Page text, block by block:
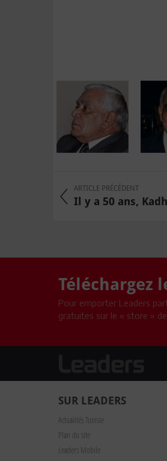
ARTICLE PRÉCÉDENT
Il y a 50 ans,
Téléchargez
Pour emporter Leaders
gratuites sur le « store »
SUR LEADERS
Actualités Tunisie
Plan du site
Leaders Mobile